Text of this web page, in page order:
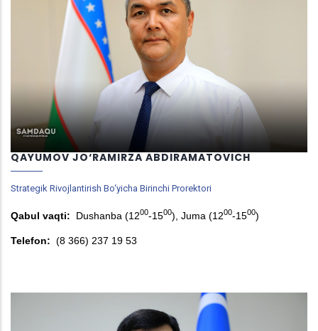
QAYUMOV JO‘RAMIRZA ABDIRAMATOVICH
Strategik Rivojlantirish Bo‘yicha Birinchi Prorektori
Qabul vaqti: Dushanba (1200-1500), Juma (1200-1500)
Telefon: (8 366) 237 19 53